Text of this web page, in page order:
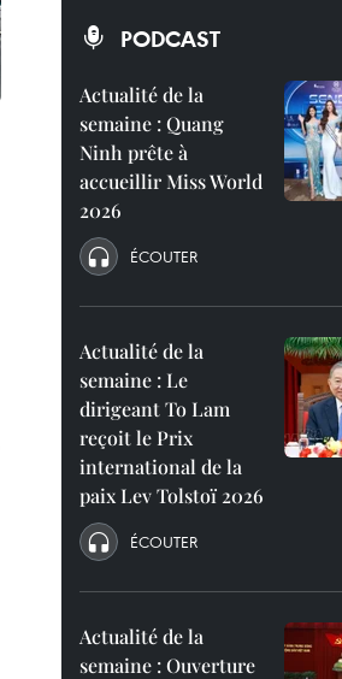
PODCAST
Actualité de la
semaine : Quang
Ninh prête à
accueillir Miss World
2026
ÉCOUTER
Actualité de la
semaine : Le
dirigeant To Lam
reçoit le Prix
international de la
paix Lev Tolstoï 2026
ÉCOUTER
Actualité de la
semaine : Ouverture